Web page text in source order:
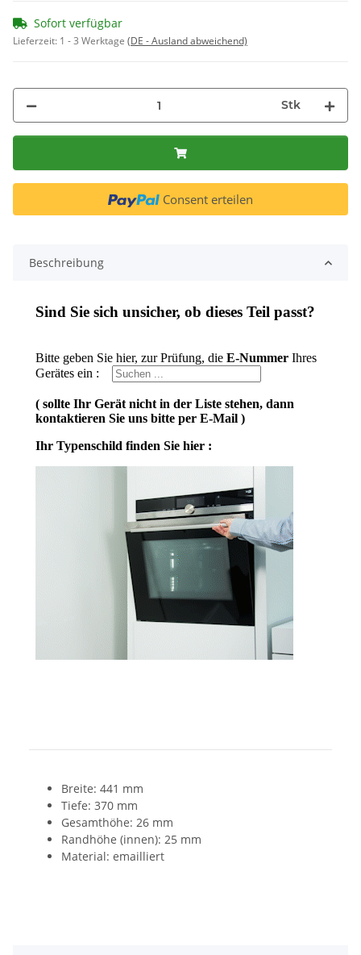
Sofort verfügbar
Lieferzeit: 1 - 3 Werktage (DE - Ausland abweichend)
Stk
Consent erteilen
Beschreibung
Breite: 441 mm
Tiefe: 370 mm
Gesamthöhe: 26 mm
Randhöhe (innen): 25 mm
Material: emailliert